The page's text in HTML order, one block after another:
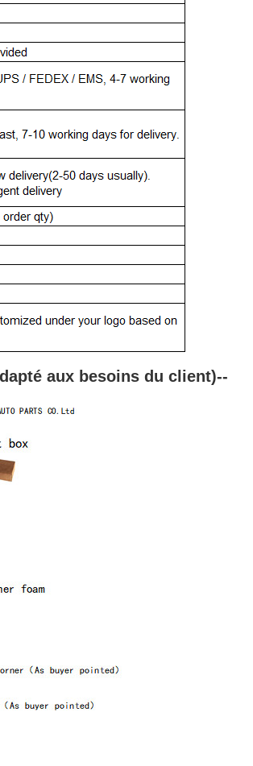
aux besoins du client)--